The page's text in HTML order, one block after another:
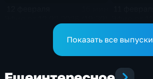
Показать все выпуски